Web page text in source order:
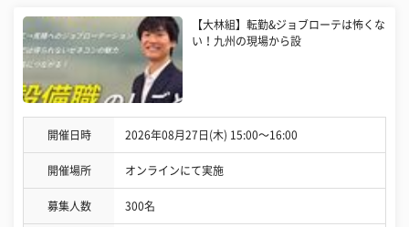
【大林組】転勤&ジョブローテは怖くな
い！九州の現場から設
開催日時 2026年08月27日(木) 15:00〜16:00
開催場所 オンラインにて実施
募集人数 300名